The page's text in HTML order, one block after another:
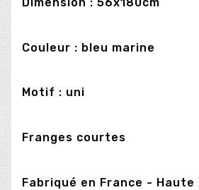
Couleur : bleu marine
Motif : uni
Franges courtes
Fabriqué en France - Haute